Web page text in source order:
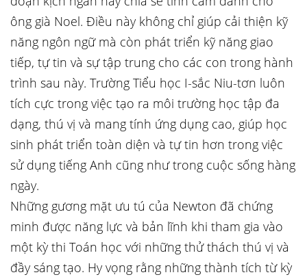
ông già Noel. Điều này không chỉ giúp cải thiện kỹ
năng ngôn ngữ mà còn phát triển kỹ năng giao
tiếp, tự tin và sự tập trung cho các con trong hành
trình sau này. Trường Tiểu học I-sắc Niu-tơn luôn
tích cực trong việc tạo ra môi trường học tập đa
dạng, thú vị và mang tính ứng dụng cao, giúp học
sinh phát triển toàn diện và tự tin hơn trong việc
sử dụng tiếng Anh cũng như trong cuộc sống hàng
ngày.
Những gương mặt ưu tú của Newton đã chứng
minh được năng lực và bản lĩnh khi tham gia vào
một kỳ thi Toán học với những thử thách thú vị và
đầy sáng tạo. Hy vọng rằng những thành tích từ kỳ